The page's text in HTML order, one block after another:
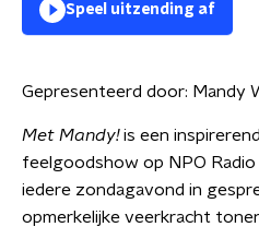
Speel uitzending af
Gepresenteerd door: Mandy
Met Mandy!is een
feelgoodshow op NPO Radio
iedere zondagavond in
opmerkelijke veerkracht